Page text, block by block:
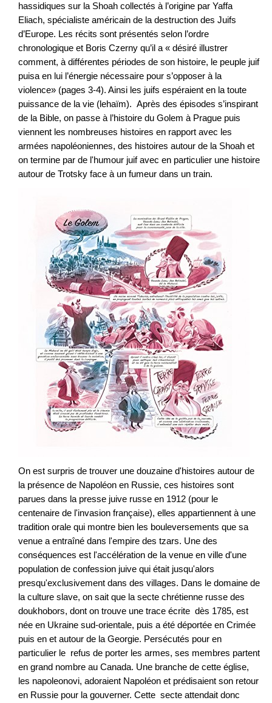
hassidiques sur la Shoah collectés à l’origine par Yaffa
Eliach, spécialiste américain de la destruction des Juifs
d’Europe. Les récits sont présentés selon l’ordre
chronologique et Boris Czerny qu’il a « désiré illustrer
comment, à différentes périodes de son histoire, le peuple juif
puisa en lui l’énergie nécessaire pour s’opposer à la
violence» (pages 3-4). Ainsi les juifs espéraient en la toute
puissance de la vie (lehaïm). Après des épisodes s’inspirant
de la Bible, on passe à l’histoire du Golem à Prague puis
viennent les nombreuses histoires en rapport avec les
armées napoléoniennes, des histoires autour de la Shoah et
on termine par de l'humour juif avec en particulier une histoire
autour de Trotsky face à un fumeur dans un train.
On est surpris de trouver une douzaine d'histoires autour de
la présence de Napoléon en Russie, ces histoires sont
parues dans la presse juive russe en 1912 (pour le
centenaire de l'invasion française), elles appartiennent à une
tradition orale qui montre bien les bouleversements que sa
venue a entraîné dans l'empire des tzars. Une des
conséquences est l'accélération de la venue en ville d'une
population de confession juive qui était jusqu'alors
presqu'exclusivement dans des villages. Dans le domaine de
la culture slave, on sait que la secte chrétienne russe des
doukhobors, dont on trouve une trace écrite dès 1785, est
née en Ukraine sud-orientale, puis a été déportée en Crimée
puis en et autour de la Georgie. Persécutés pour en
particulier le refus de porter les armes, ses membres partent
en grand nombre au Canada. Une branche de cette église,
les napoleonovi, adoraient Napoléon et prédisaient son retour
en Russie pour la gouverner. Cette secte attendait donc